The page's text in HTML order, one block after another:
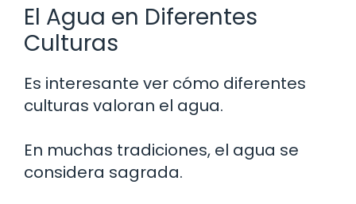
El Agua en Diferentes
Culturas
Es interesante ver cómo diferentes
culturas valoran el agua.
En muchas tradiciones, el agua se
considera sagrada.